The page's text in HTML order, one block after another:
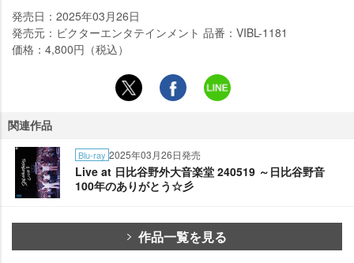
発売日：2025年03月26日
発売元：ビクターエンタテインメント 品番：VIBL-1181
価格：4,800円（税込）
関連作品
Blu-ray 2025年03月26日発売
Live at 日比谷野外大音楽堂 240519 ～日比谷野音
100年のありがとう☆彡
作品一覧を見る